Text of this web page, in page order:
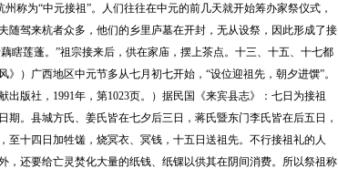
称为“中元接祖”。人们往往在中元的前几天就开始筹办家祭仪式，
驾来杭者众多，他们的乡里庐墓在开封，无从设祭，因此形成了接
瞎莲蓬。”祖宗接来后，供在家庙，摆上茶点。十三、十五、十七都
）广西地区中元节多从七月初七开始，“设位迎祖先，朝夕进馔”。
版社，1991年，第1023页。）据民国《来宾县志》：七日为接祖
。县城方氏、姜氏皆在七夕后三日，蒋氏暨东门李氏皆在后五日，
十四日加牲馐，烧冥衣、冥钱，十五日送祖先。不行接祖礼的人
还要给亡灵焚化大量的纸钱、纸锞以供其在阴间消费。所以祭祖称